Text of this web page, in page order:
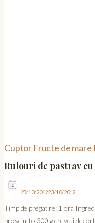
Cuptor Fructe de mare
Rulouri de pastrav
23/10/201223/10/2012
Timp de pregatire: 1 ora
prosciutto 300 g creveti